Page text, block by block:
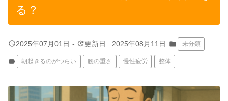
る？
query_builder2025年07月01日 - update更新日 : 2025年08月11日 folder 未分類
label 朝起きるのがつらい 腰の重さ 慢性疲労 整体